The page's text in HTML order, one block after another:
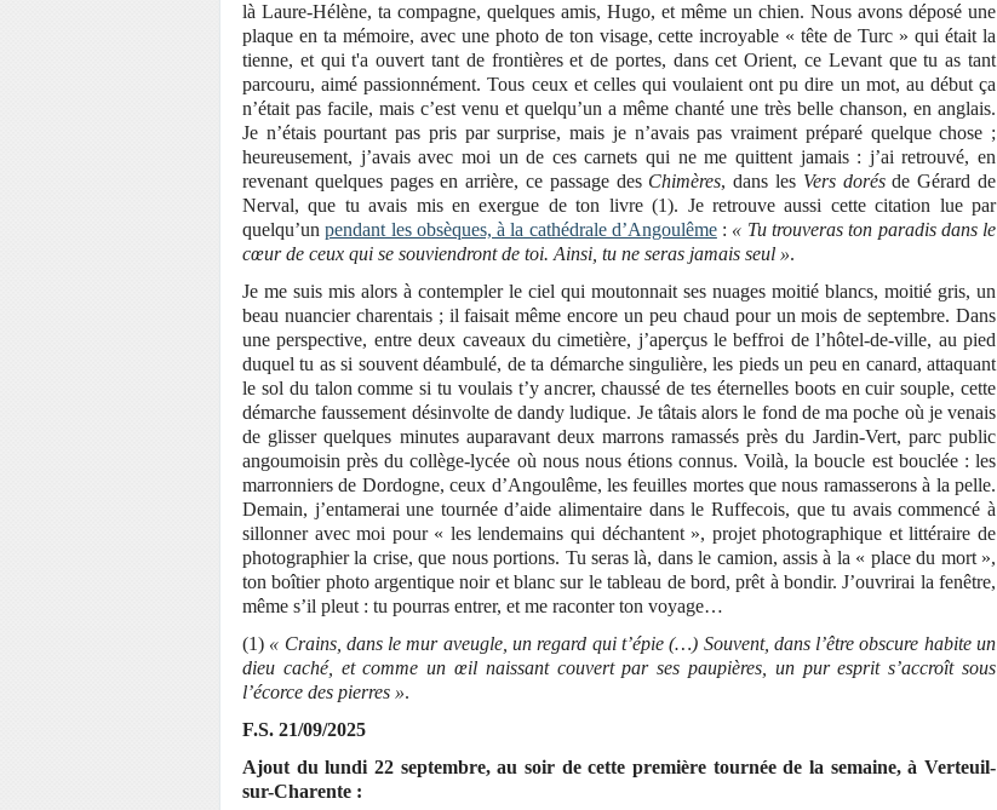
là Laure-Hélène, ta compagne, quelques amis, Hugo, et même un chien. Nous avons déposé une
plaque en ta mémoire, avec une photo de ton visage, cette incroyable « tête de Turc » qui était la
tienne, et qui t'a ouvert tant de frontières et de portes, dans cet Orient, ce Levant que tu as tant
parcouru, aimé passionnément. Tous ceux et celles qui voulaient ont pu dire un mot, au début ça
n’était pas facile, mais c’est venu et quelqu’un a même chanté une très belle chanson, en anglais.
Je n’étais pourtant pas pris par surprise, mais je n’avais pas vraiment préparé quelque chose ;
heureusement, j’avais avec moi un de ces carnets qui ne me quittent jamais : j’ai retrouvé, en
revenant quelques pages en arrière, ce passage des Chimères, dans les Vers dorésde Gérard de
Nerval, que tu avais mis en exergue de ton livre (1). Je retrouve aussi cette citation lue par
quelqu’unpendant les obsèques, à la cathédrale d’Angoulême: « Tu trouveras ton paradis dans le
cœur de ceux qui se souviendront de toi. Ainsi, tu ne seras jamais seul ».
Je me suis mis alors à contempler le ciel qui moutonnait ses nuages moitié blancs, moitié gris, un
beau nuancier charentais ; il faisait même encore un peu chaud pour un mois de septembre. Dans
une perspective, entre deux caveaux du cimetière, j’aperçus le beffroi de l’hôtel-de-ville, au pied
duquel tu as si souvent déambulé, de ta démarche singulière, les pieds un peu en canard, attaquant
le sol du talon comme si tu voulais t’y ancrer, chaussé de tes éternelles boots en cuir souple, cette
démarche faussement désinvolte de dandy ludique. Je tâtais alors le fond de ma poche où je venais
de glisser quelques minutes auparavant deux marrons ramassés près du Jardin-Vert, parc public
angoumoisin près du collège-lycée où nous nous étions connus. Voilà, la boucle est bouclée : les
marronniers de Dordogne, ceux d’Angoulême, les feuilles mortes que nous ramasserons à la pelle.
Demain, j’entamerai une tournée d’aide alimentaire dans le Ruffecois, que tu avais commencé à
sillonner avec moi pour « les lendemains qui déchantent », projet photographique et littéraire de
photographier la crise, que nous portions. Tu seras là, dans le camion, assis à la « place du mort »,
ton boîtier photo argentique noir et blanc sur le tableau de bord, prêt à bondir. J’ouvrirai la fenêtre,
même s’il pleut : tu pourras entrer, et me raconter ton voyage…
(1) « Crains, dans le mur aveugle, un regard qui t’épie (…) Souvent, dans l’être obscure habite un
dieu caché, et comme un œil naissant couvert par ses paupières, un pur esprit s’accroît sous
l’écorce des pierres ».
F.S. 21/09/2025
Ajout du lundi 22 septembre, au soir de cette première tournée de la semaine, à Verteuil-
sur-Charente :